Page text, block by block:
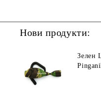
Нови продукти:
Зелен